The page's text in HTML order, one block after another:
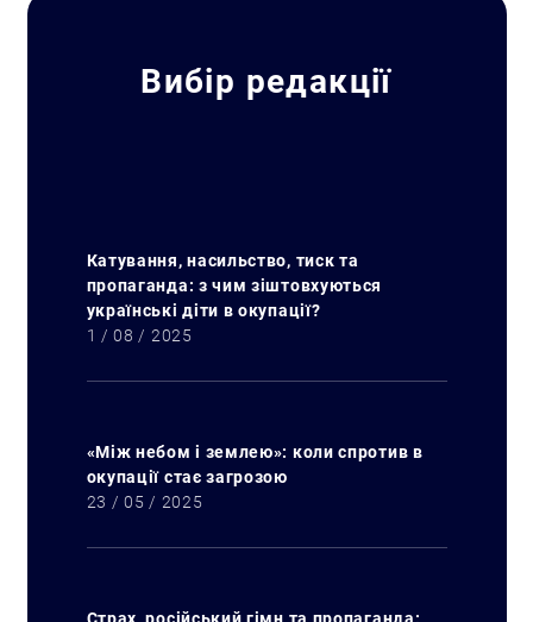
Вибір редакції
Катування, насильство, тиск та
пропаганда: з чим зіштовхуються
українські діти в окупації?
1 / 08 / 2025
«Між небом і землею»: коли спротив в
окупації стає загрозою
23 / 05 / 2025